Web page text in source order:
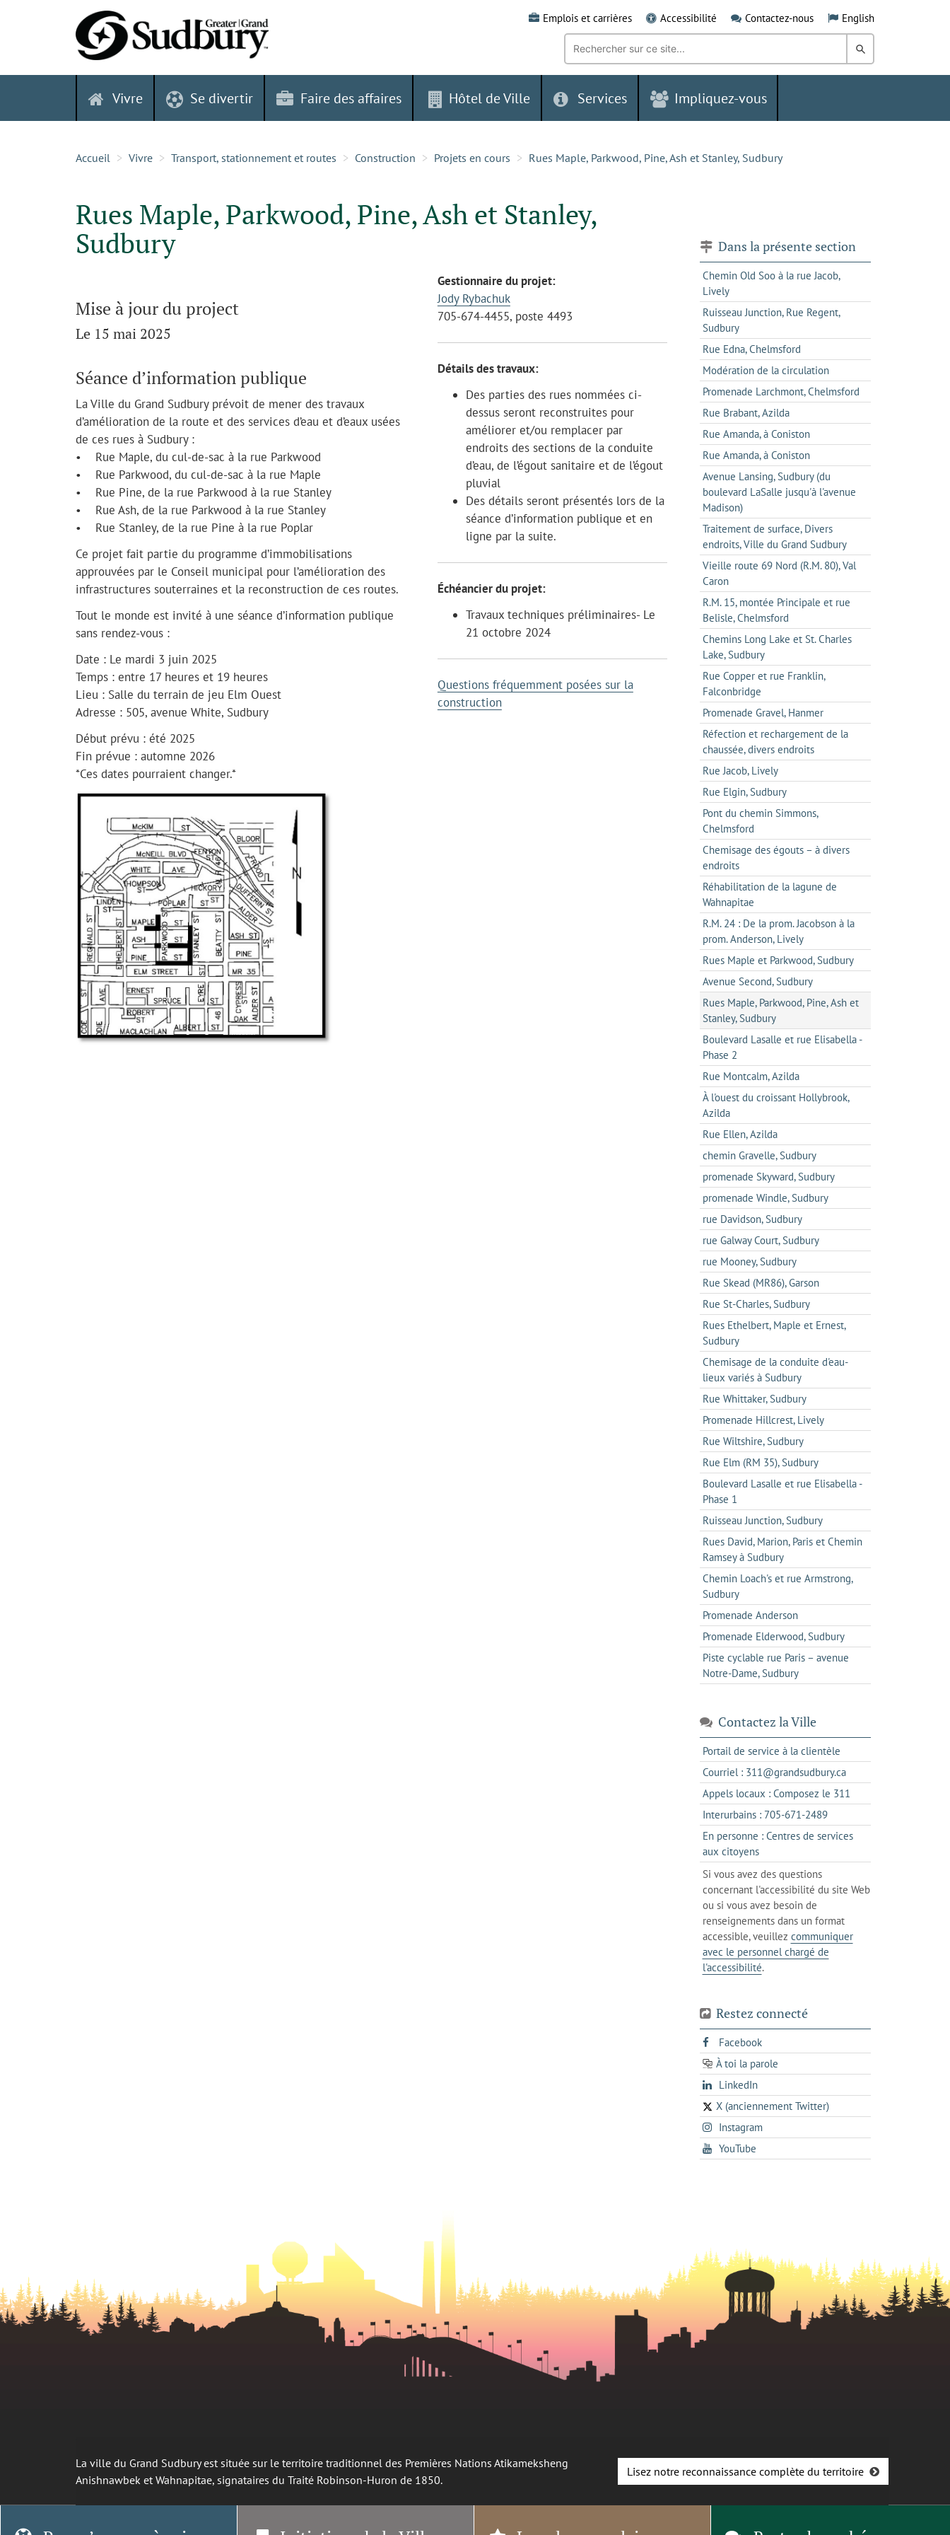
Emplois et carrières Accessibilité Contactez-nous English
Recherche
mot-
clé:
Rechercher
dans
Grand
Vivre Se divertir Faire des affaires Hôtel de Ville Services Impliquez-vous
Accueil Vivre Transport, stationnement et routes Construction Projets en cours Rues Maple, Parkwood, Pine, Ash et Stanley, Sudbury
Rues Maple, Parkwood, Pine, Ash et Stanley,
Sudbury
Mise à jour du project
Le 15 mai 2025
Séance d’information publique
La Ville du Grand Sudbury prévoit de mener des travaux
d’amélioration de la route et des services d’eau et d’eaux usées
de ces rues à Sudbury :
• Rue Maple, du cul-de-sac à la rue Parkwood
• Rue Parkwood, du cul-de-sac à la rue Maple
• Rue Pine, de la rue Parkwood à la rue Stanley
• Rue Ash, de la rue Parkwood à la rue Stanley
• Rue Stanley, de la rue Pine à la rue Poplar
Ce projet fait partie du programme d’immobilisations
approuvées par le Conseil municipal pour l’amélioration des
infrastructures souterraines et la reconstruction de ces routes.
Tout le monde est invité à une séance d’information publique
sans rendez-vous :
Date : Le mardi 3 juin 2025
Temps : entre 17 heures et 19 heures
Lieu : Salle du terrain de jeu Elm Ouest
Adresse : 505, avenue White, Sudbury
Début prévu : été 2025
Fin prévue : automne 2026
*Ces dates pourraient changer.*
Gestionnaire du projet:
Jody Rybachuk
705-674-4455, poste 4493
Détails des travaux:
Des parties des rues nommées ci-
dessus seront reconstruites pour
améliorer et/ou remplacer par
endroits des sections de la conduite
d’eau, de l’égout sanitaire et de l’égout
pluvial
Des détails seront présentés lors de la
séance d’information publique et en
ligne par la suite.
Échéancier du projet:
Travaux techniques préliminaires- Le
21 octobre 2024
Questions fréquemment posées sur la
construction
Dans la présente section
Chemin Old Soo à la rue Jacob,
Lively
Ruisseau Junction, Rue Regent,
Sudbury
Rue Edna, Chelmsford
Modération de la circulation
Promenade Larchmont, Chelmsford
Rue Brabant, Azilda
Rue Amanda, à Coniston
Rue Amanda, à Coniston
Avenue Lansing, Sudbury (du
boulevard LaSalle jusqu'à l'avenue
Madison)
Traitement de surface, Divers
endroits, Ville du Grand Sudbury
Vieille route 69 Nord (R.M. 80), Val
Caron
R.M. 15, montée Principale et rue
Belisle, Chelmsford
Chemins Long Lake et St. Charles
Lake, Sudbury
Rue Copper et rue Franklin,
Falconbridge
Promenade Gravel, Hanmer
Réfection et rechargement de la
chaussée, divers endroits
Rue Jacob, Lively
Rue Elgin, Sudbury
Pont du chemin Simmons,
Chelmsford
Chemisage des égouts – à divers
endroits
Réhabilitation de la lagune de
Wahnapitae
R.M. 24 : De la prom. Jacobson à la
prom. Anderson, Lively
Rues Maple et Parkwood, Sudbury
Avenue Second, Sudbury
Rues Maple, Parkwood, Pine, Ash et
Stanley, Sudbury
Boulevard Lasalle et rue Elisabella -
Phase 2
Rue Montcalm, Azilda
À l'ouest du croissant Hollybrook,
Azilda
Rue Ellen, Azilda
chemin Gravelle, Sudbury
promenade Skyward, Sudbury
promenade Windle, Sudbury
rue Davidson, Sudbury
rue Galway Court, Sudbury
rue Mooney, Sudbury
Rue Skead (MR86), Garson
Rue St-Charles, Sudbury
Rues Ethelbert, Maple et Ernest,
Sudbury
Chemisage de la conduite d'eau-
lieux variés à Sudbury
Rue Whittaker, Sudbury
Promenade Hillcrest, Lively
Rue Wiltshire, Sudbury
Rue Elm (RM 35), Sudbury
Boulevard Lasalle et rue Elisabella -
Phase 1
Ruisseau Junction, Sudbury
Rues David, Marion, Paris et Chemin
Ramsey à Sudbury
Chemin Loach's et rue Armstrong,
Sudbury
Promenade Anderson
Promenade Elderwood, Sudbury
Piste cyclable rue Paris – avenue
Notre-Dame, Sudbury
Contactez la Ville
Portail de service à la clientèles'ouvre
dans
un
nouvel
Courriel : 311@grandsudbury.cas'ouvre
dans
votre
de
Appels locaux : Composez le 311
dans
un
client
téléphone
Interurbains : 705-671-2489s'ouvre
dans
client
votre
En personne : Centres de services
aux citoyenss'ouvre
dans
l'onglet
actuel
Si vous avez des questions
concernant l'accessibilité du site Web
ou si vous avez besoin de
renseignements dans un format
accessible, veuillez communiquer
avec le personnel chargé de
l'accessibilité.
Restez connecté
Facebooks'ouvre
dans
un
onglet
À toi la parole
opens
in
a
new
tab
LinkedInopens
in
a
new
X (anciennement Twitter)
s'ouvre
dans
un
nouvel
Instagrams'ouvre
dans
un
YouTubes'ouvre
dans
La ville du Grand Sudbury est située sur le territoire traditionnel des Premières Nations Atikameksheng
Anishnawbek et Wahnapitae, signataires du Traité Robinson-Huron de 1850.
Lisez notre reconnaissance complète du territoire